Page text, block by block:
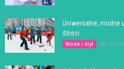
Uniwersalne, modne
dzieci
Moda i styl 20